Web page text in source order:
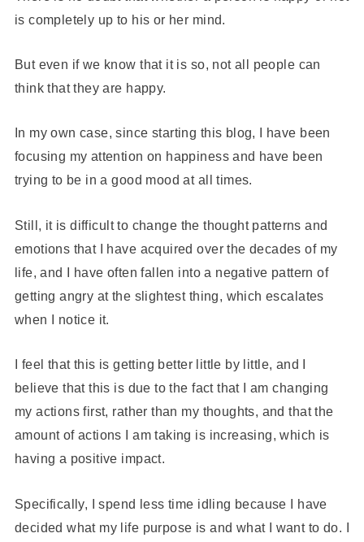
is completely up to his or her mind.
But even if we know that it is so, not all people can
think that they are happy.
In my own case, since starting this blog, I have been
focusing my attention on happiness and have been
trying to be in a good mood at all times.
Still, it is difficult to change the thought patterns and
emotions that I have acquired over the decades of my
life, and I have often fallen into a negative pattern of
getting angry at the slightest thing, which escalates
when I notice it.
I feel that this is getting better little by little, and I
believe that this is due to the fact that I am changing
my actions first, rather than my thoughts, and that the
amount of actions I am taking is increasing, which is
having a positive impact.
Specifically, I spend less time idling because I have
decided what my life purpose is and what I want to do. I